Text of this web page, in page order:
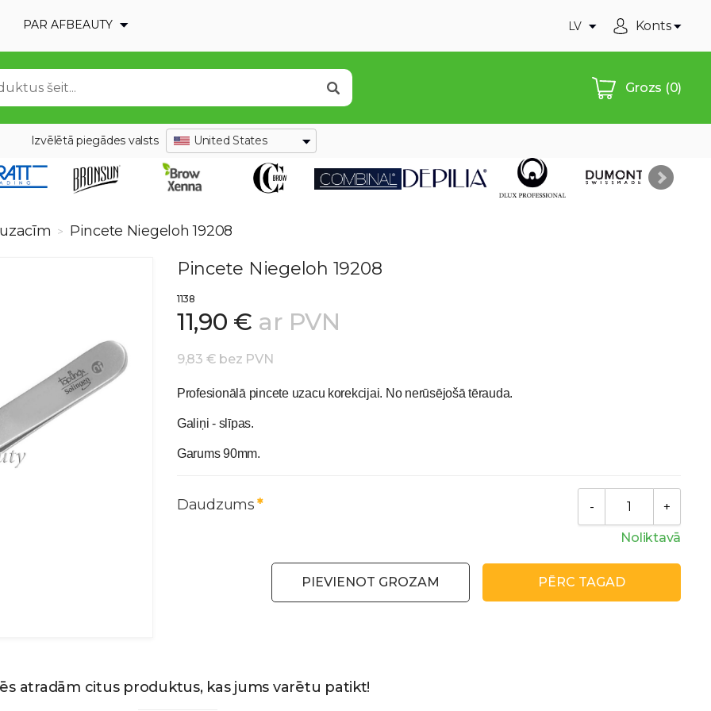
PAR AFBEAUTY LV Konts
Grozs (0)
Izvēlētā piegādes valsts United States
> Pincete Niegeloh 19208
Pincete Niegeloh 19208
1138
11,90 € ar PVN
9,83 € bez PVN
Profesionālā pincete uzacu korekcijai. No nerūsējošā tērauda.
Galiņi - slīpas.
Garums 90mm.
Daudzums
Noliktavā
PIEVIENOT GROZAM PĒRC TAGAD
atradām citus produktus, kas jums varētu patikt!